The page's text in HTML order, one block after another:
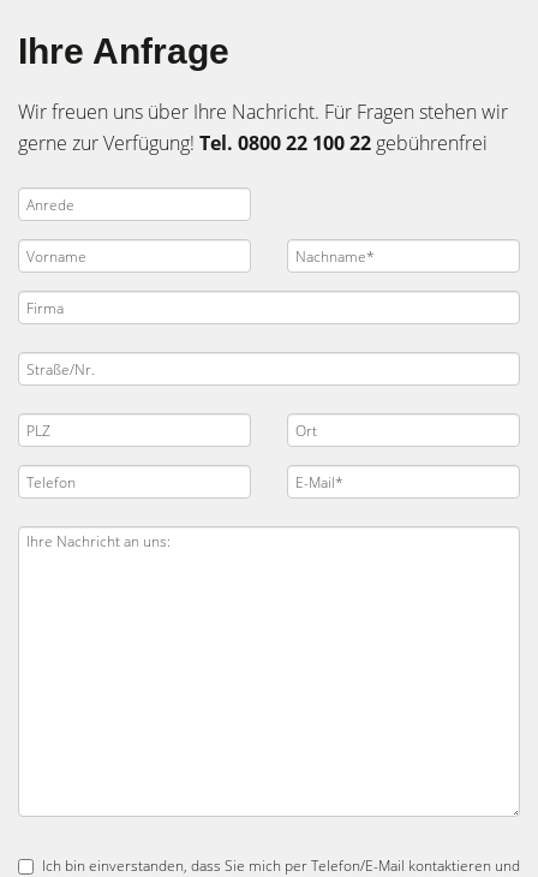
Ihre Anfrage
Wir freuen uns über Ihre Nachricht. Für Fragen stehen wir
gerne zur Verfügung! Tel. 0800 22 100 22 gebührenfrei
Ich bin einverstanden, dass Sie mich per Telefon/E-Mail kontaktieren und